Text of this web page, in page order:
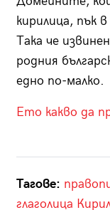
кирилица, пък
Така че
родния
едно по-малко.
Ето какво да
Тагове:
глаголица